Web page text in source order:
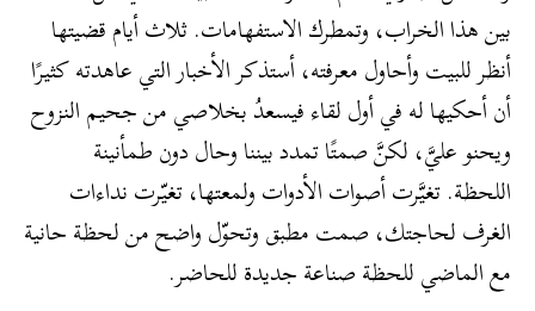
بين هذا الخراب، وتمطرك الاستفهامات. ثلاث أيام قضيتها
أنظر للبيت وأحاول معرفته، أستذكر الأخبار التي عاهدته كثيرًا
أن أحكيها له في أول لقاء فيسعدُ بخلاصي من جحيم النزوح
ويحنو عليَّ، لكنَّ صمتًا تمدد بيننا وحال دون طمأنينة
اللحظة. تغيَّرت أصوات الأدوات ولمعتها، تغيّرت نداءات
الغرف لحاجتك، صمت مطبق وتحوّل واضح من لحظة حانية
مع الماضي للحظة صناعة جديدة للحاضر.